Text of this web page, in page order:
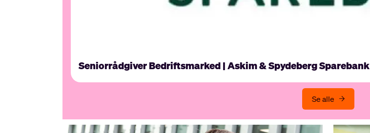
Seniorrådgiver Bedriftsmarked | Askim & Spydeberg Sparebank
Se alle